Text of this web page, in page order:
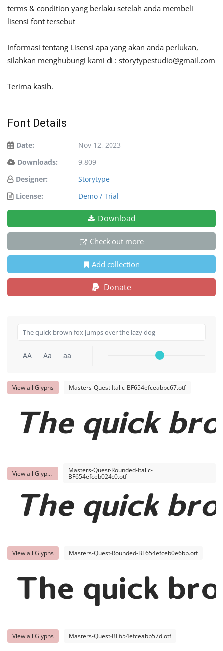
terms & condition yang berlaku setelah anda membeli
lisensi font tersebut
Informasi tentang Lisensi apa yang akan anda perlukan,
silahkan menghubungi kami di : storytypestudio@gmail.com
Terima kasih.
Font Details
Date:
Nov 12, 2023
Downloads:
9,809
Designer:
Storytype
License:
Demo / Trial
Download
Check out more
Add collection
Donate
AA Aa aa
View all Glyphs Masters-Quest-Italic-BF654efceabbc67.otf
The quick
View all Glyphs Masters-Quest-Rounded-Italic-
BF654efceb024c0.otf
The quick
View all Glyphs Masters-Quest-Rounded-BF654efceb0e6bb.otf
The quick
View all Glyphs Masters-Quest-BF654efceabb57d.otf